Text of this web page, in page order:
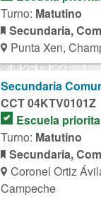
Turno: Matutino
Secundaria,
Punta Xen,
Secundaria
CCT 04KTV0101Z
Escuela
Turno: Matutino
Secundaria,
Coronel Ortiz
Campeche